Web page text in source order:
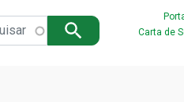
Apply
Carta de